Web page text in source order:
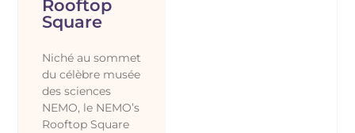
Rooftop
Square
Niché au sommet
du célèbre musée
des sciences
NEMO, le NEMO’s
Rooftop Square